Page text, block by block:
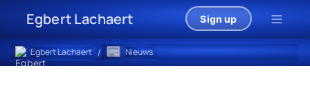
Egbert Lachaert Sign up
Egbert Lachaert / 📰 Nieuws